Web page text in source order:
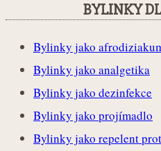
BYLINKY
Bylinky jako
Bylinky jako analgetika
Bylinky jako dezinfekce
Bylinky jako projímadlo
Bylinky jako repelent